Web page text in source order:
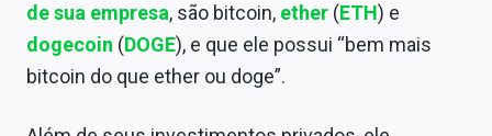
de sua empresa, são bitcoin, ether (ETH) e
dogecoin (DOGE), e que ele possui “bem mais
bitcoin do que ether ou doge”.